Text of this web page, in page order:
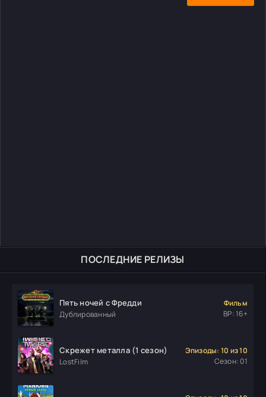
ПОСЛЕДНИЕ РЕЛИЗЫ
Пять ночей с Фредди
Дублированный
Фильм
ВР: 16+
Скрежет металла (1 сезон)
LostFilm
Эпизоды: 10 из 10
Сезон: 01